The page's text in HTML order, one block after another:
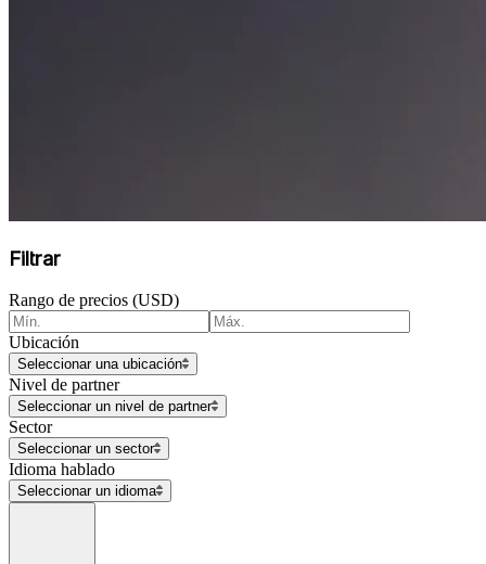
Filtrar
Rango de precios (USD)
Ubicación
Seleccionar una ubicación
Nivel de partner
Seleccionar un nivel de partner
Sector
Seleccionar un sector
Idioma hablado
Seleccionar un idioma